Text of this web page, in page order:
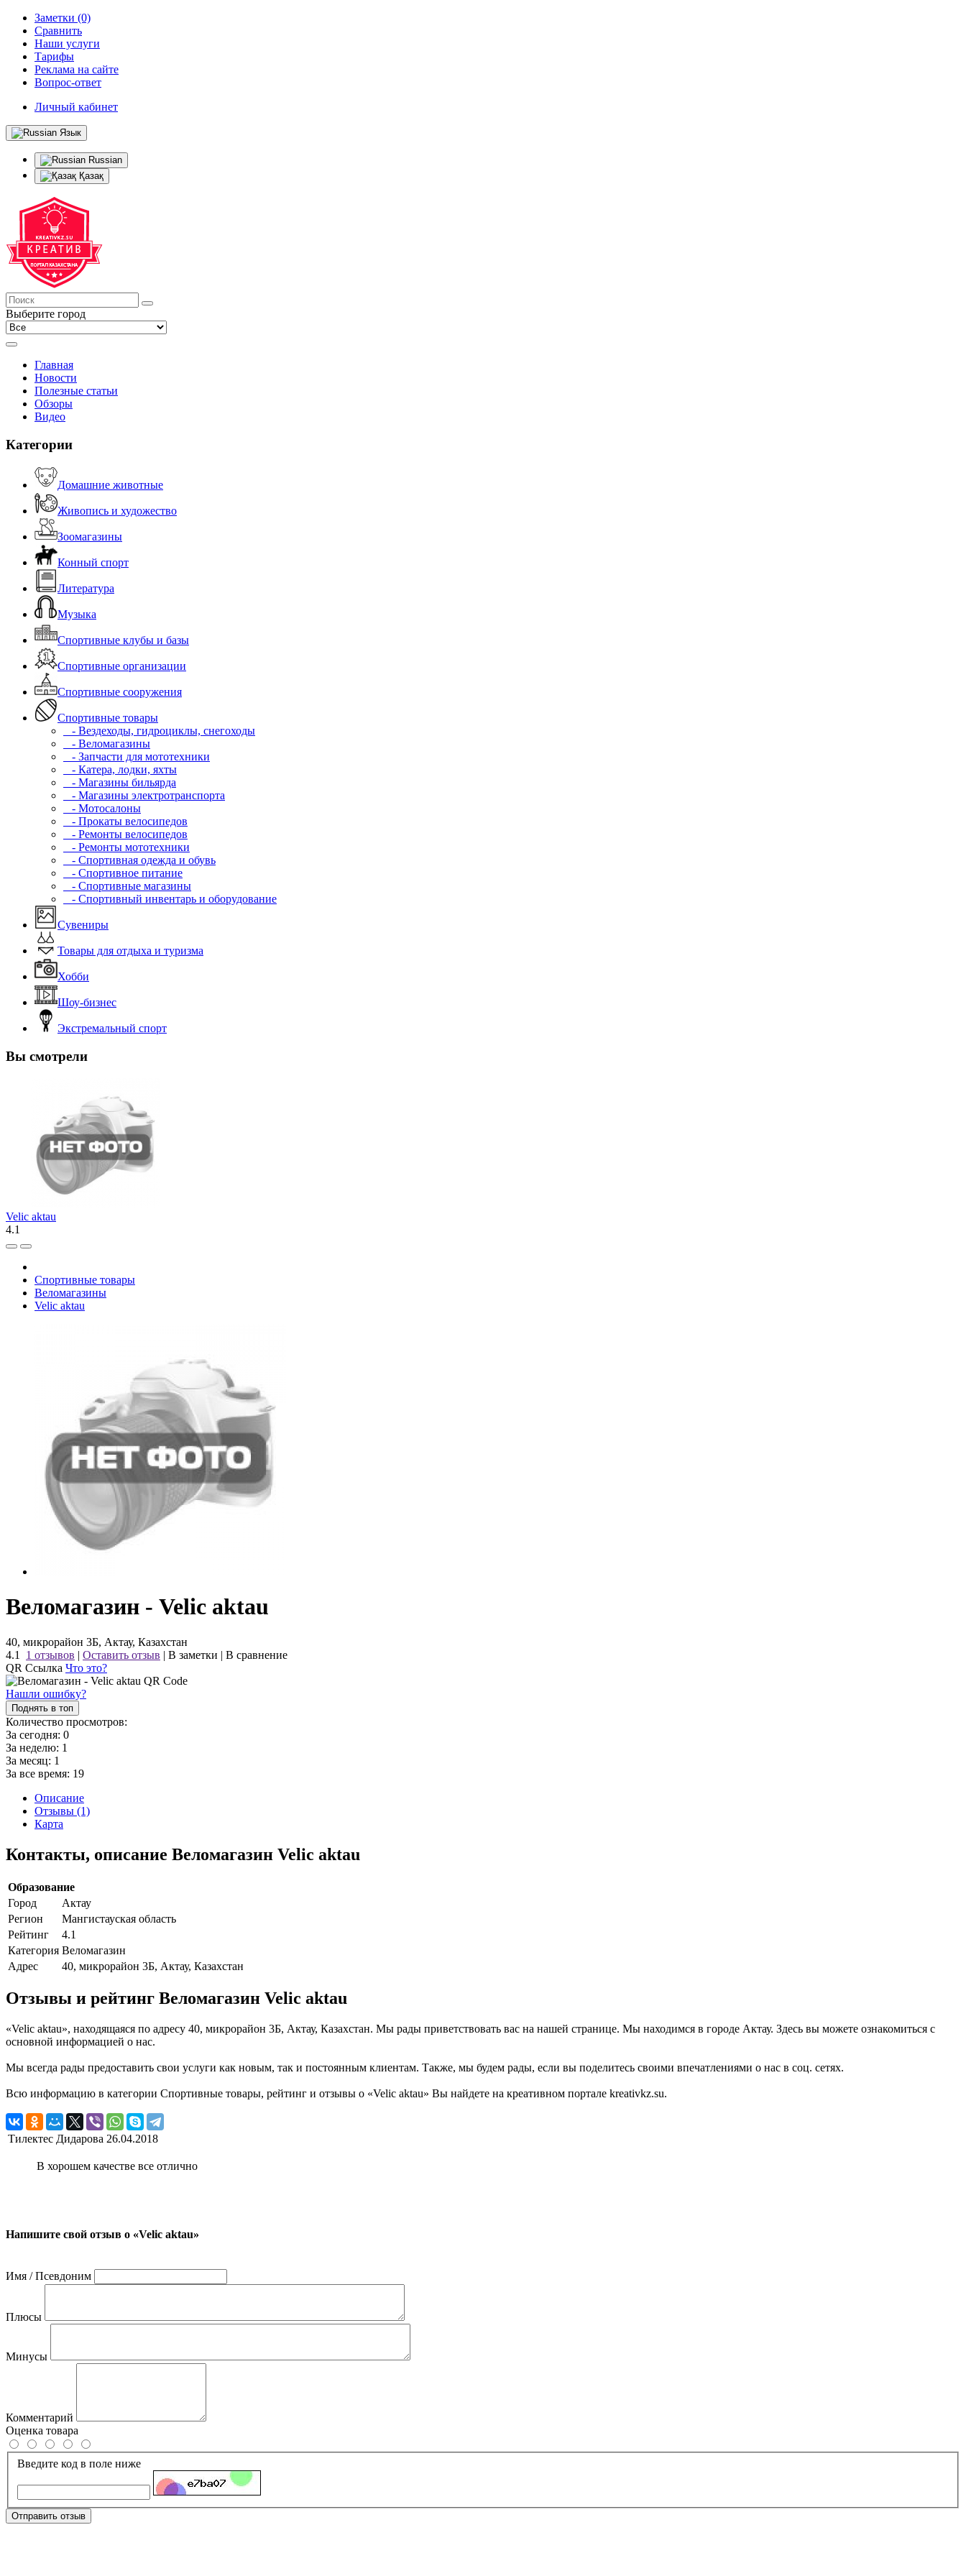
Заметки (0)
Сравнить
Наши услуги
Тарифы
Реклама на сайте
Вопрос-ответ
Личный кабинет
Язык
Russian
Қазақ
Выберите город
Главная
Новости
Полезные статьи
Обзоры
Видео
Категории
Домашние животные
Живопись и художество
Зоомагазины
Конный спорт
Литература
Музыка
Спортивные клубы и базы
Спортивные организации
Спортивные сооружения
Спортивные товары
- Вездеходы, гидроциклы, снегоходы
- Веломагазины
- Запчасти для мототехники
- Катера, лодки, яхты
- Магазины бильярда
- Магазины электротранспорта
- Мотосалоны
- Прокаты велосипедов
- Ремонты велосипедов
- Ремонты мототехники
- Спортивная одежда и обувь
- Спортивное питание
- Спортивные магазины
- Спортивный инвентарь и оборудование
Сувениры
Товары для отдыха и туризма
Хобби
Шоу-бизнес
Экстремальный спорт
Вы смотрели
Velic aktau
4.1
Спортивные товары
Веломагазины
Velic aktau
Веломагазин - Velic aktau
40, микрорайон 3Б, Актау, Казахстан
4.1
1 отзывов | Оставить отзыв | В заметки | В сравнение
QR Ссылка Что это?
Нашли ошибку?
Поднять в топ
Количество просмотров:
За сегодня: 0
За неделю: 1
За месяц: 1
За все время: 19
Описание
Отзывы (1)
Карта
Контакты, описание Веломагазин Velic aktau
Образование
Город
Актау
Регион
Мангистауская область
Рейтинг
4.1
Категория Веломагазин
Адрес
40, микрорайон 3Б, Актау, Казахстан
Отзывы и рейтинг Веломагазин Velic aktau
«Velic aktau», находящаяся по адресу 40, микрорайон 3Б, Актау, Казахстан. Мы рады приветствовать вас на нашей странице. Мы находимся в городе Актау. Здесь вы можете ознакомиться с
основной информацией о нас.
Мы всегда рады предоставить свои услуги как новым, так и постоянным клиентам. Также, мы будем рады, если вы поделитесь своими впечатлениями о нас в соц. сетях.
Всю информацию в категории Спортивные товары, рейтинг и отзывы о «Velic aktau» Вы найдете на креативном портале kreativkz.su.
Тилектес Дидарова 26.04.2018
В хорошем качестве все отлично
Напишите свой отзыв о «Velic aktau»
Имя / Псевдоним
Плюсы
Минусы
Комментарий
Оценка товара
Введите код в поле ниже
Отправить отзыв